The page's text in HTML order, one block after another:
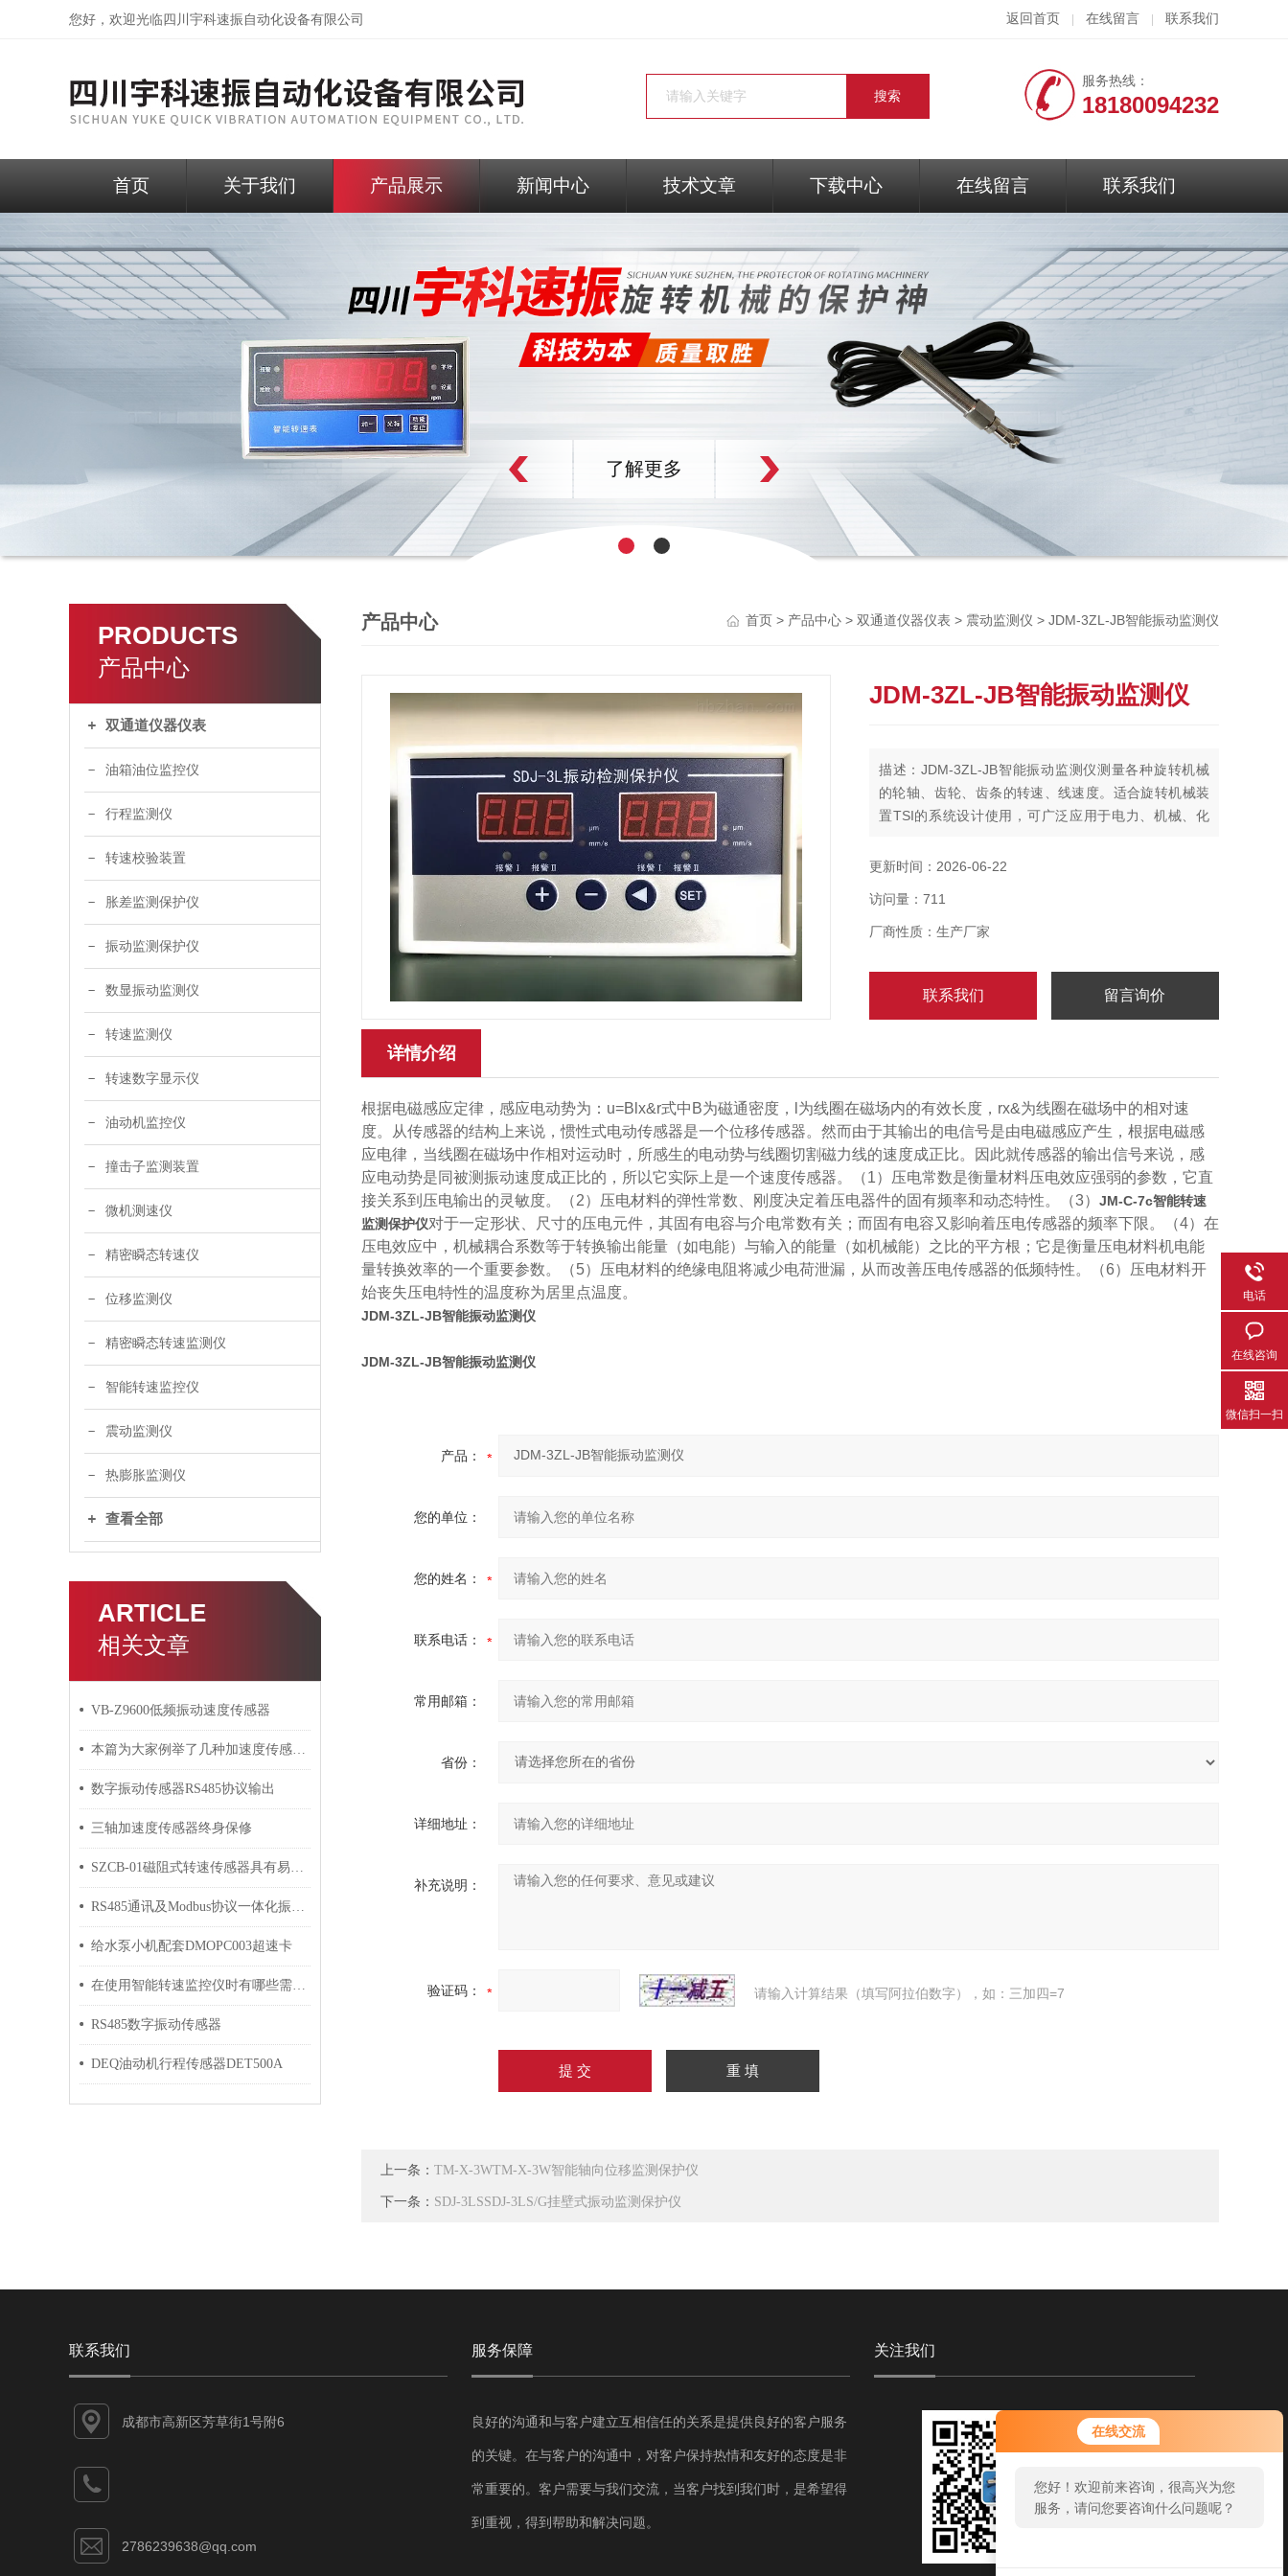
在线交流
您好！欢迎前来咨询，很高兴为您
服务，请问您要咨询什么问题呢？
您好，欢迎光临 四川宇科速振自动化设备有限公司 返回首页 在线留言 联系我们
服务热线：
18180094232
首页 关于我们 产品展示 新闻中心 技术文章 下载中心 在线留言 联系我们
了解更多
PRODUCTS
产品中心
双通道仪器仪表
油箱油位监控仪
行程监测仪
转速校验装置
胀差监测保护仪
振动监测保护仪
数显振动监测仪
转速监测仪
转速数字显示仪
油动机监控仪
撞击子监测装置
微机测速仪
精密瞬态转速仪
位移监测仪
精密瞬态转速监测仪
智能转速监控仪
震动监测仪
热膨胀监测仪
查看全部
ARTICLE
相关文章
VB-Z9600低频振动速度传感器
本篇为大家例举了几种加速度传感器的应用，快来看看
数字振动传感器RS485协议输出
三轴加速度传感器终身保修
SZCB-01磁阻式转速传感器具有易于安装和维护的特点
RS485通讯及Modbus协议一体化振动温度传感器
给水泵小机配套DMOPC003超速卡
在使用智能转速监控仪时有哪些需要我们注意的呢
RS485数字振动传感器
DEQ油动机行程传感器DET500A
产品中心 首页 > 产品中心 > 双通道仪器仪表 > 震动监测仪 > JDM-3ZL-JB智能振动监测仪
JDM-3ZL-JB智能振动监测仪
描述：JDM-3ZL-JB智能振动监测仪测量各种旋转机械
的轮轴、齿轮、齿条的转速、线速度。适合旋转机械装
置TSI的系统设计使用，可广泛应用于电力、机械、化
的测量及早期故障的预报。
更新时间：2026-06-22
访问量：711
厂商性质：生产厂家
联系我们 留言询价
详情介绍
根据电磁感应定律，感应电动势为：u=Blx&r式中B为磁通密度，l为线圈在磁场内的有效长度，rx&为线圈在磁场中的相对速
度。从传感器的结构上来说，惯性式电动传感器是一个位移传感器。然而由于其输出的电信号是由电磁感应产生，根据电磁感
应电律，当线圈在磁场中作相对运动时，所感生的电动势与线圈切割磁力线的速度成正比。因此就传感器的输出信号来说，感
应电动势是同被测振动速度成正比的，所以它实际上是一个速度传感器。（1）压电常数是衡量材料压电效应强弱的参数，它直
接关系到压电输出的灵敏度。（2）压电材料的弹性常数、刚度决定着压电器件的固有频率和动态特性。（3） JM-C-7c智能转速
监测保护仪对于一定形状、尺寸的压电元件，其固有电容与介电常数有关；而固有电容又影响着压电传感器的频率下限。（4）在
压电效应中，机械耦合系数等于转换输出能量（如电能）与输入的能量（如机械能）之比的平方根；它是衡量压电材料机电能
量转换效率的一个重要参数。（5）压电材料的绝缘电阻将减少电荷泄漏，从而改善压电传感器的低频特性。（6）压电材料开
始丧失压电特性的温度称为居里点温度。
JDM-3ZL-JB智能振动监测仪
JDM-3ZL-JB智能振动监测仪
产品：
您的单位：
您的姓名：
联系电话：
常用邮箱：
省份：
详细地址：
补充说明：
验证码： 请输入计算结果（填写阿拉伯数字），如：三加四=7
上一条： TM-X-3WTM-X-3W智能轴向位移监测保护仪
下一条： SDJ-3LSSDJ-3LS/G挂壁式振动监测保护仪
联系我们
成都市高新区芳草街1号附6
2786239638@qq.com
服务保障
良好的沟通和与客户建立互相信任的关系是提供良好的客户服务
的关键。在与客户的沟通中，对客户保持热情和友好的态度是非
常重要的。客户需要与我们交流，当客户找到我们时，是希望得
到重视，得到帮助和解决问题。
关注我们
电话
在线咨询
微信扫一扫